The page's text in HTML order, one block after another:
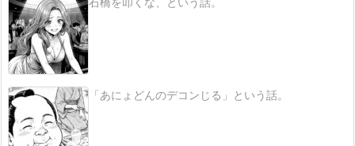
「あにょどんのデコンじる」という話。